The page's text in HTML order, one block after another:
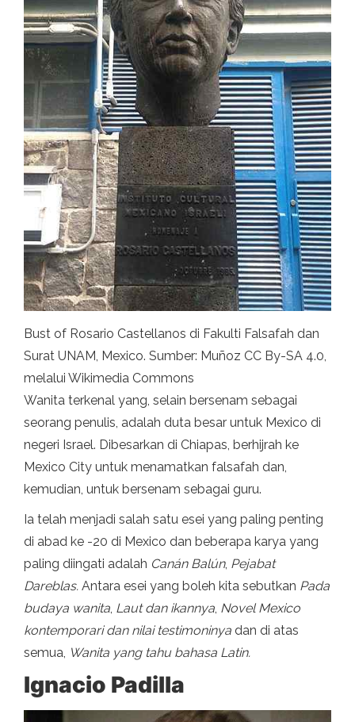
Bust of Rosario Castellanos di Fakulti Falsafah dan
Surat UNAM, Mexico. Sumber: Muñoz CC By-SA 4.0,
melalui Wikimedia Commons
Wanita terkenal yang, selain bersenam sebagai
seorang penulis, adalah duta besar untuk Mexico di
negeri Israel. Dibesarkan di Chiapas, berhijrah ke
Mexico City untuk menamatkan falsafah dan,
kemudian, untuk bersenam sebagai guru.
Ia telah menjadi salah satu esei yang paling penting
di abad ke -20 di Mexico dan beberapa karya yang
paling diingati adalah Canán Balún, Pejabat
Dareblas. Antara esei yang boleh kita sebutkan Pada
budaya wanita, Laut dan ikannya, Novel Mexico
kontemporari dan nilai testimoninya dan di atas
semua, Wanita yang tahu bahasa Latin.
Ignacio Padilla